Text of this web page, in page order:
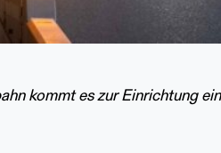
kommt es zur Einrichtung